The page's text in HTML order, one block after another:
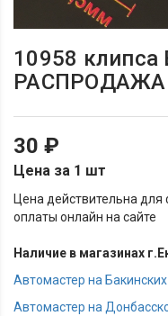
10958 клипса
РАСПРОДАЖА
30 ₽
Цена за 1 шт
Цена действительна
оплаты онлайн на сайте
Наличие в магазинах
Автомастер на
Автомастер на